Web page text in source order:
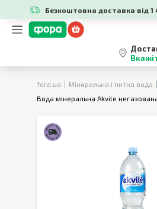
Безкоштовна доставка від 1
fora.ua
Мінеральна і питна вода
Вода мінеральна Akvile